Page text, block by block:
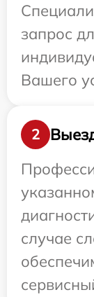
запрос
Вашего
2
случае